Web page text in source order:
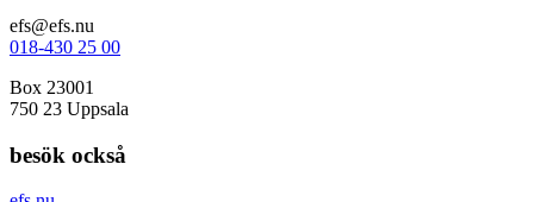
efs@efs.nu
018-430 25 00
Box 23001
750 23 Uppsala
besök också